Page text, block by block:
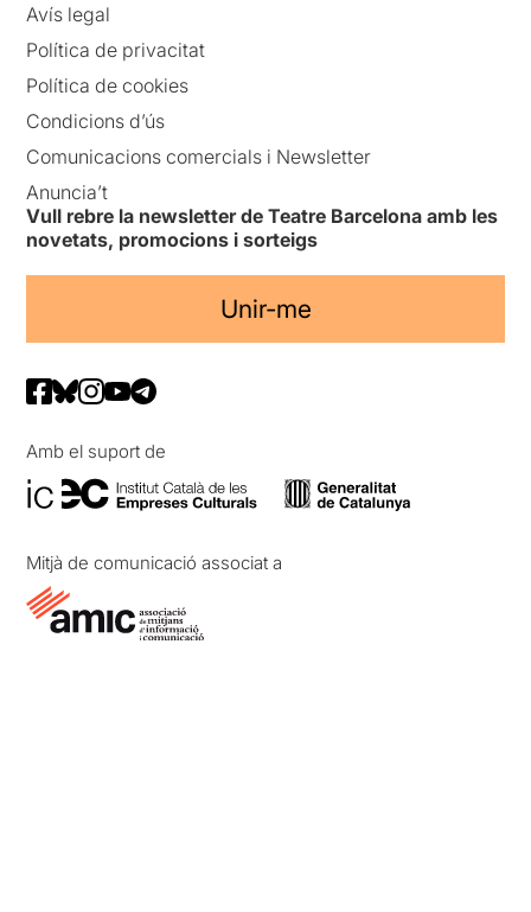
Avís legal
Política de privacitat
Política de cookies
Condicions d’ús
Comunicacions comercials i Newsletter
Anuncia’t
Vull rebre la newsletter de Teatre Barcelona amb les
novetats, promocions i sorteigs
Unir-me
Amb el suport de
Mitjà de comunicació associat a